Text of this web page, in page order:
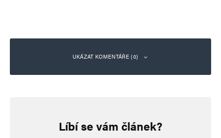
UKÁZAT KOMENTÁŘE (0)
Vaše e-mailová adresa nebude zveřejněna. Vyžadované informace jsou
Líbí se vám článek?